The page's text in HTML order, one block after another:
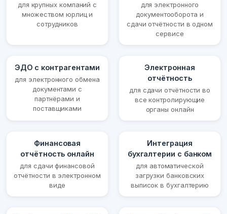
для крупных компаний с
множеством юрлиц и
сотрудников
для электронного
документооборота и
сдачи отчётности в одном
сервисе
ЭДО с контрагентами
для электронного обмена
документами с
партнёрами и
поставщиками
Электронная
отчётность
для сдачи отчётности во
все контролирующие
органы онлайн
Финансовая
отчётность онлайн
для сдачи финансовой
отчётности в электронном
виде
Интеграция
бухгалтерии с банком
для автоматической
загрузки банковских
выписок в бухгалтерию